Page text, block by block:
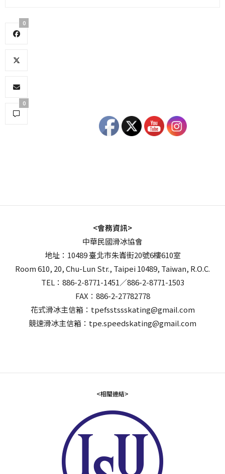
0
0
<會務資訊>
中華民國滑冰協會
地址：10489 臺北市朱崙街20號6樓610室
Room 610, 20, Chu-Lun Str., Taipei 10489, Taiwan, R.O.C.
TEL：886-2-8771-1451／886-2-8771-1503
FAX：886-2-27782778
花式滑冰主信箱：tpefsstssskating@gmail.com
競速滑冰主信箱：tpe.speedskating@gmail.com
<相關連結>